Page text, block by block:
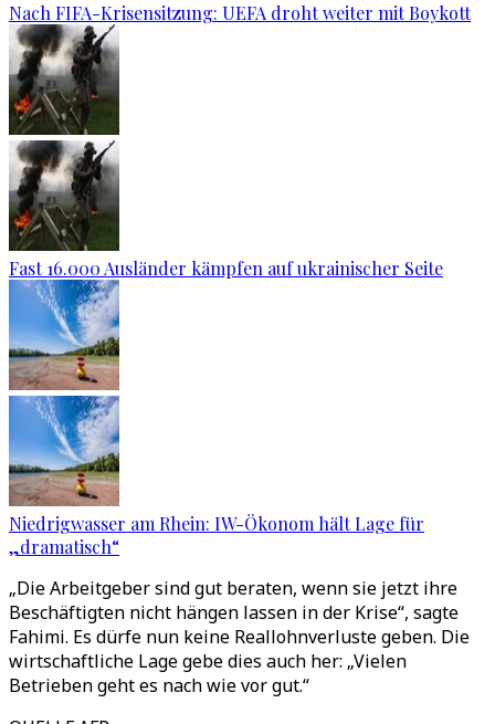
Nach FIFA-Krisensitzung: UEFA droht weiter mit Boykott
Fast 16.000 Ausländer kämpfen auf ukrainischer Seite
Niedrigwasser am Rhein: IW-Ökonom hält Lage für
„dramatisch“
„Die Arbeitgeber sind gut beraten, wenn sie jetzt ihre
Beschäftigten nicht hängen lassen in der Krise“, sagte
Fahimi. Es dürfe nun keine Reallohnverluste geben. Die
wirtschaftliche Lage gebe dies auch her: „Vielen
Betrieben geht es nach wie vor gut.“